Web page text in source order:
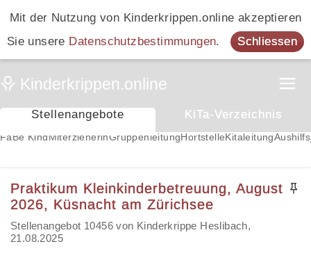
Mit der Nutzung von Kinderkrippen.online akzeptieren
Sie unsere Datenschutzbestimmungen. Schliessen
Stellenangebote KiTa-Verzeichnis
FaBe Kind MiterzieherinGruppenleitung Hortstelle Kitaleitung
Praktikum Kleinkinderbetreuung, August
2026, Küsnacht am Zürichsee
Stellenangebot 10456 von Kinderkrippe Heslibach,
21.08.2025